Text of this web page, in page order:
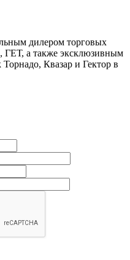
дилером торговых
ГЕТ, а также эксклюзивным
Квазар и Гектор в